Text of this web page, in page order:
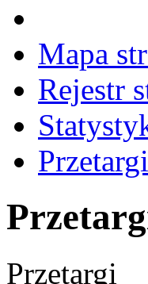
Mapa
Rejestr
Przetargi
Przetargi